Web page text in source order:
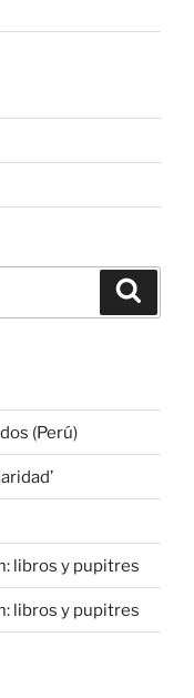
(Perú)
libros y pupitres
libros y pupitres